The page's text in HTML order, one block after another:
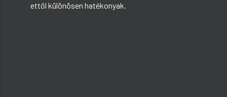
ettől különösen hatékonyak.